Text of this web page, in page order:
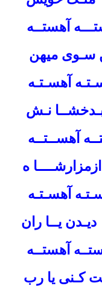
آهستــه
سـوی میهن
آهسـتـه
نـش
آهســتــه
ه
آهسـتـه
یــا ران
آهستــه
کـنی یا رب